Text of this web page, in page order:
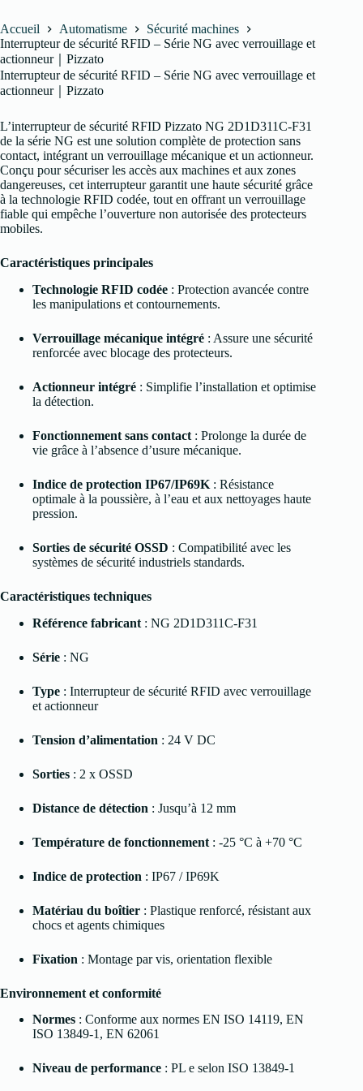
Accueil Automatisme
Sécurité machines
Interrupteur de sécurité RFID – Série NG avec verrouillage et
actionneur｜Pizzato
Interrupteur de sécurité RFID – Série NG avec verrouillage et
actionneur｜Pizzato
L’interrupteur de sécurité RFID Pizzato NG 2D1D311C-F31
de la série NG est une solution complète de protection sans
contact, intégrant un verrouillage mécanique et un actionneur.
Conçu pour sécuriser les accès aux machines et aux zones
dangereuses, cet interrupteur garantit une haute sécurité grâce
à la technologie RFID codée, tout en offrant un verrouillage
fiable qui empêche l’ouverture non autorisée des protecteurs
mobiles.
Caractéristiques principales
Technologie RFID codée : Protection avancée contre
les manipulations et contournements.
Verrouillage mécanique intégré : Assure une sécurité
renforcée avec blocage des protecteurs.
Actionneur intégré : Simplifie l’installation et optimise
la détection.
Fonctionnement sans contact : Prolonge la durée de
vie grâce à l’absence d’usure mécanique.
Indice de protection IP67/IP69K : Résistance
optimale à la poussière, à l’eau et aux nettoyages haute
pression.
Sorties de sécurité OSSD : Compatibilité avec les
systèmes de sécurité industriels standards.
Caractéristiques techniques
Référence fabricant : NG 2D1D311C-F31
Série : NG
Type : Interrupteur de sécurité RFID avec verrouillage
et actionneur
Tension d’alimentation : 24 V DC
Sorties : 2 x OSSD
Distance de détection : Jusqu’à 12 mm
Température de fonctionnement : -25 °C à +70 °C
Indice de protection : IP67 / IP69K
Matériau du boîtier : Plastique renforcé, résistant aux
chocs et agents chimiques
Fixation : Montage par vis, orientation flexible
Environnement et conformité
Normes : Conforme aux normes EN ISO 14119, EN
ISO 13849-1, EN 62061
Niveau de performance : PL e selon ISO 13849-1